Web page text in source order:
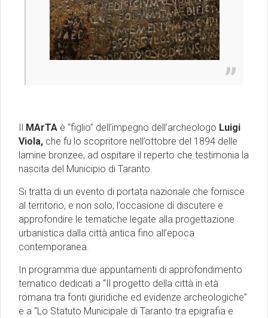
MArTA è “figlio” dell’impegno dell’archeologo Luigi
Viola, che fu lo scopritore nell’ottobre del 1894 delle
lamine bronzee, ad ospitare il reperto che testimonia la
nascita del Municipio di Taranto.
Si tratta di un evento di portata nazionale che fornisce
al territorio, e non solo, l’occasione di discutere e
approfondire le tematiche legate alla progettazione
urbanistica dalla città antica fino all’epoca
contemporanea.
In programma due appuntamenti di approfondimento
tematico dedicati a “Il progetto della città in età
romana tra fonti giuridiche ed evidenze archeologiche”
e a “Lo Statuto Municipale di Taranto tra epigrafia e